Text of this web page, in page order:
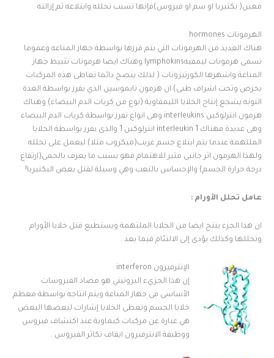
معين( بكتيريا او سم او فيروس)فإنها تسبب تحلله وابتلاعه ثم إزالته .
الهرمونات hormones :
هناك العديد من الهرمونات التي يتم فرزها بواسطة جهاز المناعه وعموما
تسمى هرمونات ليمفيهlymphokins وهناك ايضا هرمونات تثبيط جهاز
المناعة واشهرها الكورتيزونات ( لذلك ينصح دائما تعاطى هذه المركبات
بحرص وتحت اشراف طبى) ان هرمون تايموسين الذي يفرز بواسطة الغدة
التوته يشجع إنتاج الخلايا الليمفاوية (نوع من كريات الدم البيضاء) وهناك
هرمون انترلوكين interleukins وهى انواع تفرز بواسطة كريات الدم البيضاء
وهى عديدة فهناك interleukin 1 انترلوكين 1 والذى يفرز بواسطة الخلايا
الملتهمة عندما يتم ابتلاع جسم غريب(ميكروب مثلا) ليعمل على تحلله
ولهذا الهرمون اثر جانبى مثير للاهتمام فهو يسبب ما يعرف بالحمى(ارتفاع
درجة حرارة الجسم) والإحساس بالتعب وهي وسيلة لقتل بعض البكتيريا!
عامل تحلل الأورام :
ان هذا الجزء ينتج ايضا من الخلايا الملتهمة ويستطيع قتل خلايا الأورام
وتحللها وكذلك يؤدى إلى الالتئام فيما بعد .
الإنترفيرون interferon :
إن هذا الجزيء البروتيني هو مضاد الفيروسات
الأساسى فى جهاز المناعة ويتم انتاجه بواسطة معظم
خلايا الجسم وتعطى الخلايا إشارات لبعضها البعض
هي عبارة عن مركبات كيماوية عند اكتشاف فيروس
ووظيفة الانترفيرون ايقاف تكاثر الفيروس .